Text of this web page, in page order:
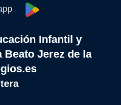
app
Infantil y
Beato Jerez de la